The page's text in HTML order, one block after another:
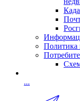
Политика
...